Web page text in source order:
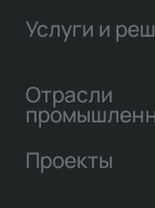
Услуги и
Отрасли
Проекты